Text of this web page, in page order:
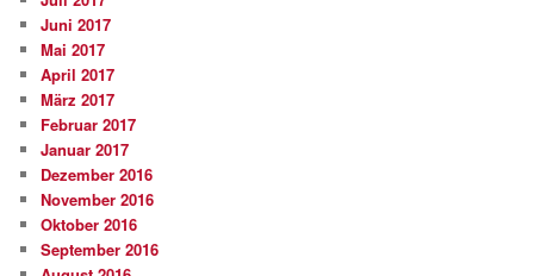
Juni 2017
Mai 2017
April 2017
März 2017
Februar 2017
Januar 2017
Dezember 2016
November 2016
Oktober 2016
September 2016